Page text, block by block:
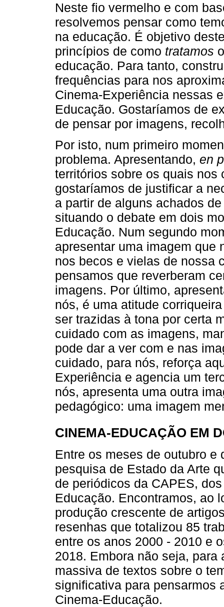
Neste fio vermelho e com
resolvemos pensar como
na educação. É objetivo
princípios de como tratamos
educação. Para tanto,
frequências para nos
Cinema-Experiência nessas
Educação. Gostaríamos de
de pensar por imagens,
Por isto, num primeiro
problema. Apresentando, en
territórios sobre os quais
gostaríamos de justificar a
a partir de alguns achados
situando o debate em dois
Educação. Num segundo
apresentar uma imagem que
nos becos e vielas de nossa
pensamos que reverberam
imagens. Por último,
nós, é uma atitude
ser trazidas à tona por certa
cuidado com as imagens,
pode dar a ver com e nas
cuidado, para nós, reforça
Experiência e agencia um
nós, apresenta uma outra
pedagógico: uma imagem
CINEMA-EDUCAÇÃO EM
Entre os meses de outubro
pesquisa de Estado da Arte
de periódicos da CAPES,
Educação. Encontramos, ao
produção crescente de
resenhas que totalizou 85
entre os anos 2000 - 2010 e
2018. Embora não seja,
massiva de textos sobre o
significativa para pensarmos
Cinema-Educação.